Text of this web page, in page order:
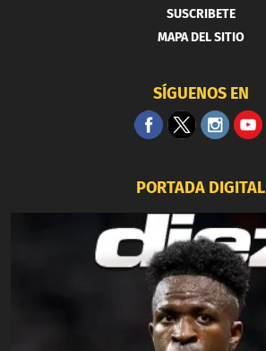
SUSCRIBETE
MAPA DEL SITIO
SÍGUENOS EN
PORTADA DIGITAL